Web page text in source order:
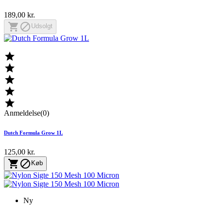
189,00 kr.
  Udsolgt





Anmeldelse(0)
Dutch Formula Grow 1L
125,00 kr.
  Køb
Ny